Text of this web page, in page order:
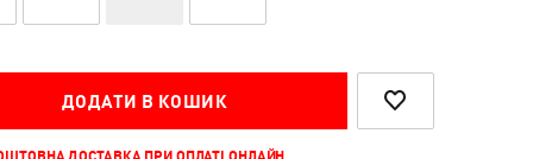
ДОДАТИ В КОШИК